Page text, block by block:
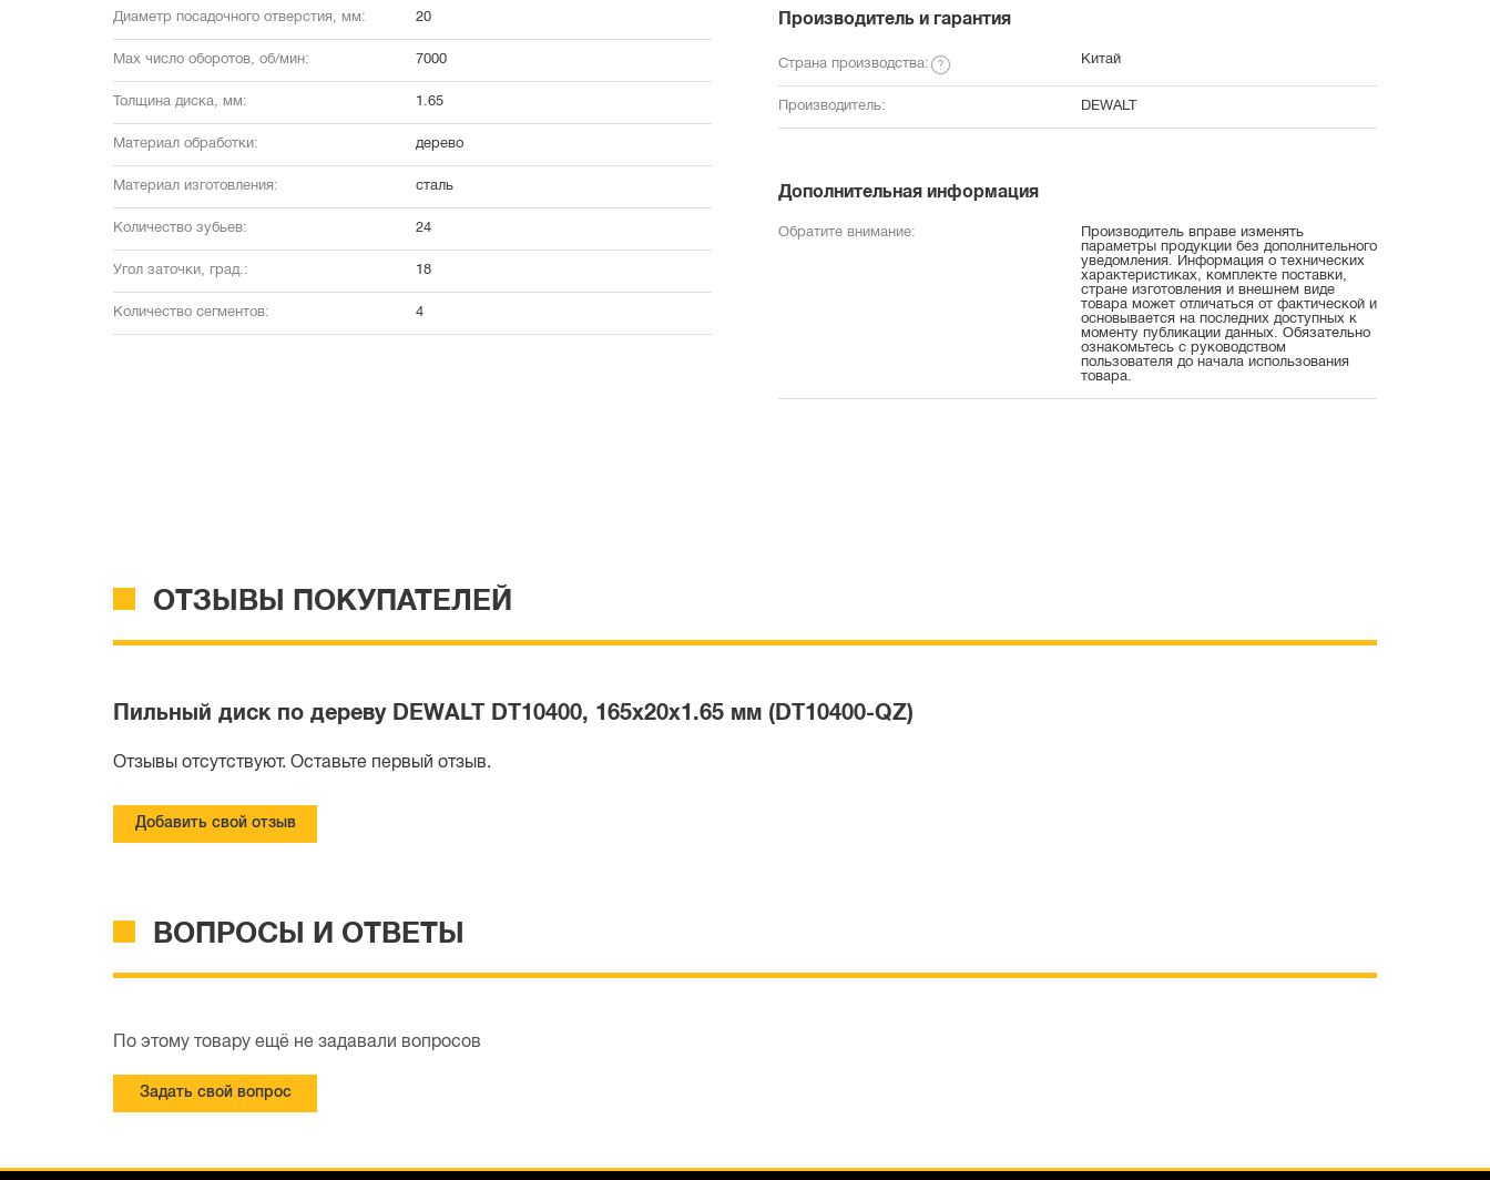
Диаметр посадочного отверстия, мм: 20
Max число оборотов, об/мин: 7000
Толщина диска, мм: 1.65
Материал обработки: дерево
Материал изготовления: сталь
Количество зубьев: 24
Угол заточки, град.: 18
Количество сегментов: 4
Производитель и гарантия
Страна производства: Китай
Производитель: DEWALT
Дополнительная информация
Обратите внимание:
Производитель вправе изменять
параметры продукции без дополнительного
уведомления. Информация о технических
характеристиках, комплекте поставки,
стране изготовления и внешнем виде
товара может отличаться от фактической и
основывается на последних доступных к
моменту публикации данных. Обязательно
ознакомьтесь с руководством
пользователя до начала использования
товара.
ОТЗЫВЫ ПОКУПАТЕЛЕЙ
Пильный диск по дереву DEWALT DT10400, 165х20х1.65 мм (DT10400-QZ)
Отзывы отсутствуют. Оставьте первый отзыв.
Добавить свой отзыв
ВОПРОСЫ И ОТВЕТЫ
По этому товару ещё не задавали вопросов
Задать свой вопрос